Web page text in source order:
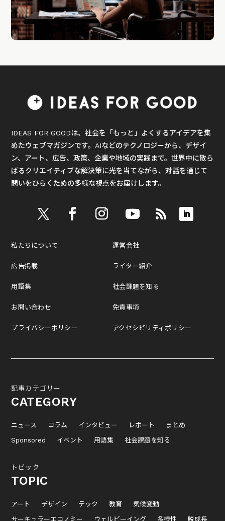
IDEAS FOR GOODは、社会を「もっと」よくするアイデアを集
めたウェブマガジンです。AIなどのテクノロジーから、デザイ
ン、アート、広告、政策、企業や地域の実践まで。世界中に散ら
ばるクリエイティブな解決策に光を当てながら、対話を通じて
問いをひらくための多様な視点をお届けします。
私たちについて
広告掲載
用語集
お問い合わせ
プライバシーポリシー
運営会社
ライター紹介
社会課題を知る
免責事項
アクセシビリティポリシー
記事カテゴリー
CATEGORY
ニュース コラム インタビュー レポート
まとめ
Sponsored
イベント 用語集 社会課題を知る
トピック
TOPIC
アート デザイン テック 教育
気候変動
サーキュラーエコノミー
ウェルビーイング 多様性 脱成長